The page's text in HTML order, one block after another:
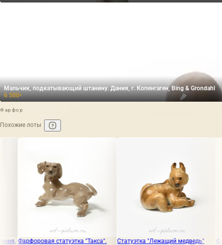
Мальчик, подкатывающий штанину. Дания, г. Копенгаген, Bing & Grondahl
6 500₽
Фарфор
Похожие лоты
статуэтка "Такса".
Cтатуэтка "Лежащий медведь"
Фарфоровая